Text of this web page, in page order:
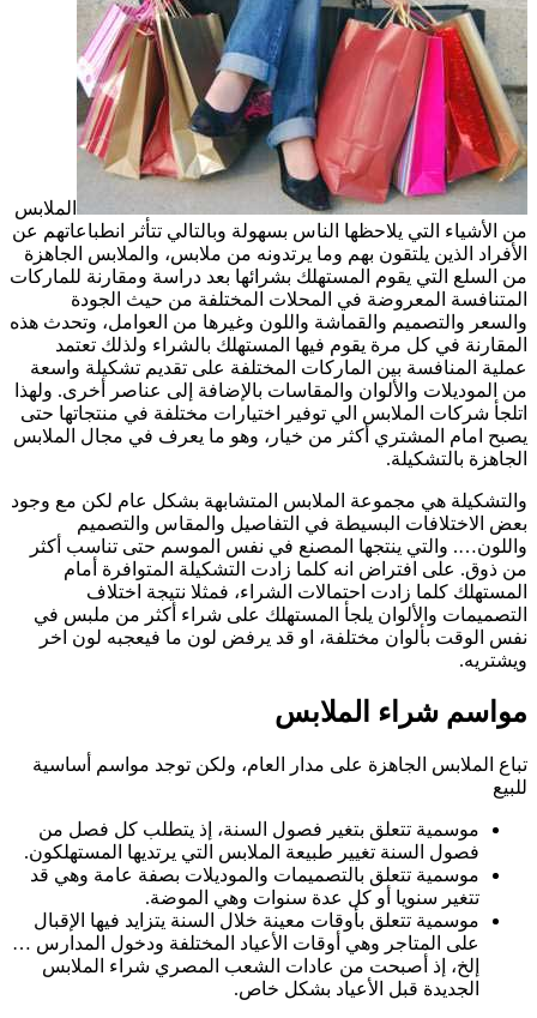
الملابس
من الأشياء التي يلاحظها الناس بسهولة وبالتالي تتأثر انطباعاتهم عن
الأفراد الذين يلتقون بهم وما يرتدونه من ملابس، والملابس الجاهزة
من السلع التي يقوم المستهلك بشرائها بعد دراسة ومقارنة للماركات
المتنافسة المعروضة في المحلات المختلفة من حيث الجودة
والسعر والتصميم والقماشة واللون وغيرها من العوامل، وتحدث هذه
المقارنة في كل مرة يقوم فيها المستهلك بالشراء ولذلك تعتمد
عملية المنافسة بين الماركات المختلفة على تقديم تشكيلة واسعة
من الموديلات والألوان والمقاسات بالإضافة إلى عناصر أخرى. ولهذا
اتلجأ شركات الملابس الي توفير اختيارات مختلفة في منتجاتها حتى
يصبح امام المشتري أكثر من خيار، وهو ما يعرف في مجال الملابس
الجاهزة بالتشكيلة.
والتشكيلة هي مجموعة الملابس المتشابهة بشكل عام لكن مع وجود
بعض الاختلافات البسيطة في التفاصيل والمقاس والتصميم
واللون…. والتي ينتجها المصنع في نفس الموسم حتى تناسب أكثر
من ذوق. على افتراض انه كلما زادت التشكيلة المتوافرة أمام
المستهلك كلما زادت احتمالات الشراء، فمثلا نتيجة اختلاف
التصميمات والألوان يلجأ المستهلك على شراء أكثر من ملبس في
نفس الوقت بألوان مختلفة، او قد يرفض لون ما فيعجبه لون اخر
ويشتريه.
مواسم شراء الملابس
تباع الملابس الجاهزة على مدار العام، ولكن توجد مواسم أساسية
للبيع
موسمية تتعلق بتغير فصول السنة، إذ يتطلب كل فصل من
فصول السنة تغيير طبيعة الملابس التي يرتديها المستهلكون.
موسمية تتعلق بالتصميمات والموديلات بصفة عامة وهي قد
تتغير سنويا أو كل عدة سنوات وهي الموضة.
موسمية تتعلق بأوقات معينة خلال السنة يتزايد فيها الإقبال
على المتاجر وهي أوقات الأعياد المختلفة ودخول المدارس …
إلخ، إذ أصبحت من عادات الشعب المصري شراء الملابس
الجديدة قبل الأعياد بشكل خاص.